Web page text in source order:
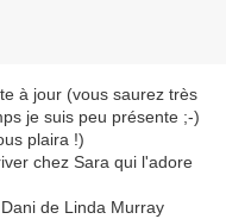
à jour (vous saurez très
je suis peu présente ;-)
plaira !)
chez Sara qui l'adore
de Linda Murray